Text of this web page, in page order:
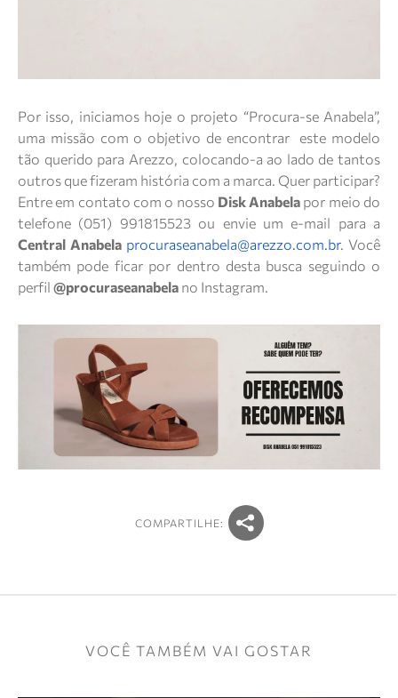
Por isso, iniciamos hoje o projeto “Procura-se Anabela”,
uma missão com o objetivo de encontrar este modelo
tão querido para Arezzo, colocando-a ao lado de tantos
outros que fizeram história com a marca. Quer participar?
Entre em contato com o nosso Disk Anabela por meio do
telefone (051) 991815523 ou envie um e-mail para a
Central Anabela procuraseanabela@arezzo.com.br. Você
também pode ficar por dentro desta busca seguindo o
perfil @procuraseanabela no Instagram.
COMPARTILHE:
VOCÊ TAMBÉM VAI GOSTAR